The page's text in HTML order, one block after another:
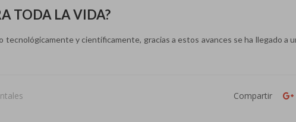
TODA LA VIDA?
tecnológicamente y científicamente, gracias a estos avances se ha llegado a
Compartir